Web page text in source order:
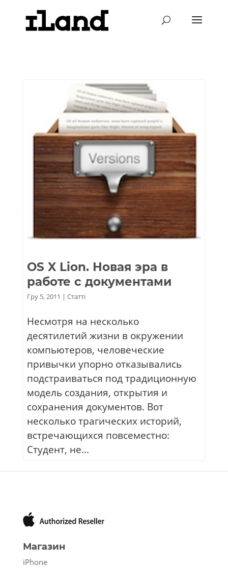
OS X Lion. Новая эра в
работе с документами
Гру 5, 2011 | Статті
Несмотря на несколько
десятилетий жизни в окружении
компьютеров, человеческие
привычки упорно отказывались
подстраиваться под традиционную
модель создания, открытия и
сохранения документов. Вот
несколько трагических историй,
встречающихся повсеместно:
Студент, не...
Магазин
iPhone